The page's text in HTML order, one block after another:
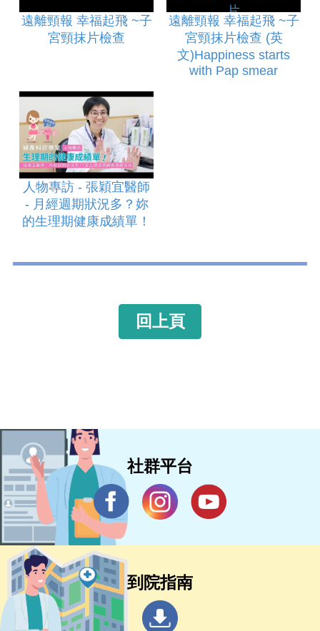
遠離頸報 幸福起飛 ~子
宮頸抹片檢查
遠離頸報 幸福起飛 ~子
宮頸抹片檢查 (英
文)Happiness starts
with Pap smear
人物專訪 - 張穎宜醫師
- 月經週期狀況多？妳
的生理期健康成績單！
回上頁
社群平台
到院指南